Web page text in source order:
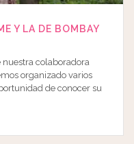
Y LA DE BOMBAY
colaboradora
organizado varios
de conocer su